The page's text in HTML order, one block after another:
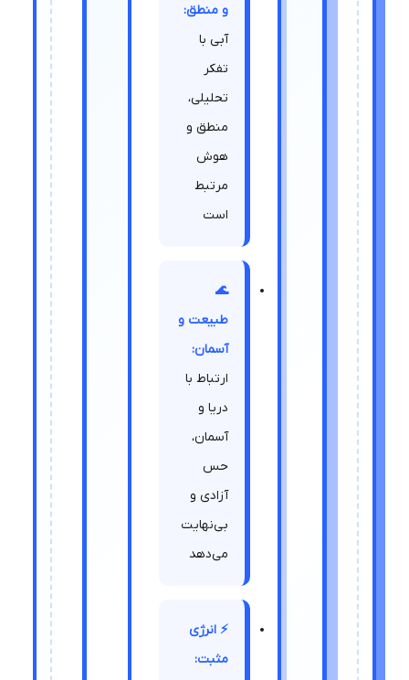
و منطق:
آبی با
تفکر
تحلیلی،
منطق و
هوش
مرتبط
است
🌊
طبیعت و
آسمان:
ارتباط با
دریا و
آسمان،
حس
آزادی و
بی‌نهایت
می‌دهد
⚡ انرژی
مثبت: